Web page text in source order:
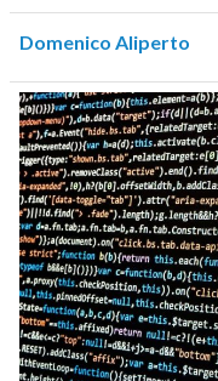
Domenico Aliperto